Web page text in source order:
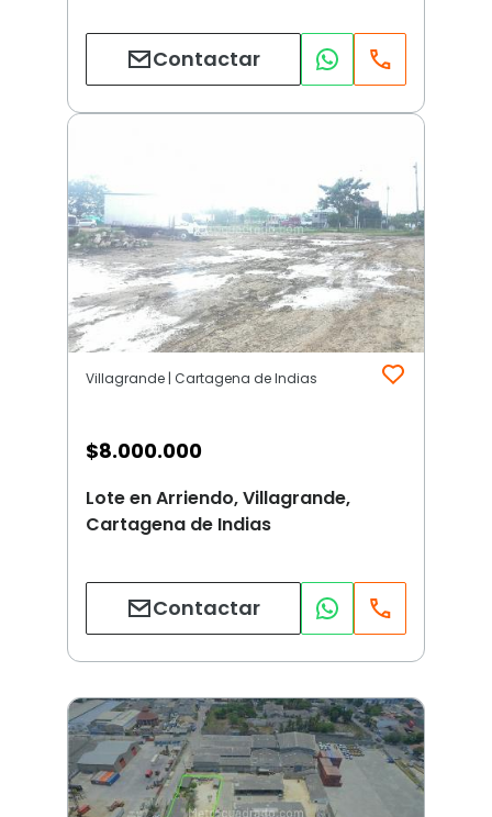
Contactar
Villagrande | Cartagena de Indias
$8.000.000
Lote en Arriendo, Villagrande,
Cartagena de Indias
Contactar